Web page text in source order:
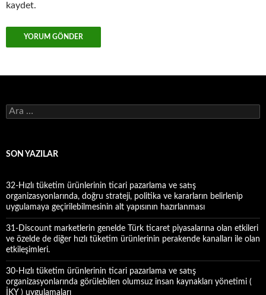
kaydet.
A
r
a
SON YAZILAR
32-Hızlı tüketim ürünlerinin ticari pazarlama ve satış
organizasyonlarında, doğru strateji, politika ve kararların belirlenip
uygulamaya geçirilebilmesinin alt yapısının hazırlanması
31-Discount marketlerin genelde Türk ticaret piyasalarına olan etkileri
ve özelde de diğer hızlı tüketim ürünlerinin perakende kanalları ile olan
etkileşimleri.
30-Hızlı tüketim ürünlerinin ticari pazarlama ve satış
organizasyonlarında görülebilen olumsuz insan kaynakları yönetimi (
İKY ) uygulamaları